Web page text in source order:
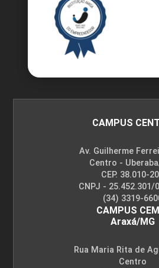
CAMPUS
Av. Guilherme
Centro -
CEP. 38.010-
CNPJ - 25.452.301/
(34) 3319-
CAMPUS
Araxá/MG
Rua Maria Rita de
Centro